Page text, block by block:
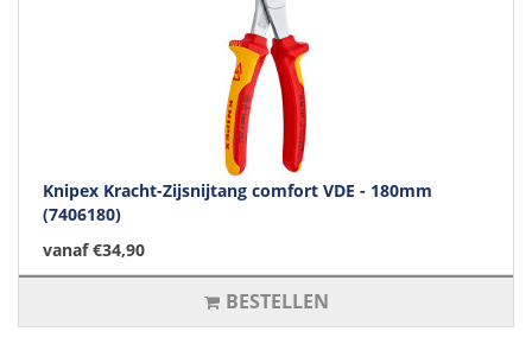
Knipex Kracht-Zijsnijtang comfort VDE - 180mm
(7406180)
vanaf €34,90
BESTELLEN